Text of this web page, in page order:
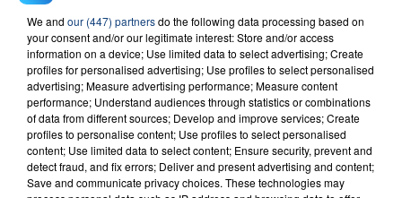
23 juillet 2026
INCENDIE MORTEL À LENS : UNE FEMME ET
SON BÉBÉ ENTRE LA VIE ET LA...
Un homme s'est immolé par le feu après avoir
aspergé sa compagne et leur bébé de trois mois
d'un liquide inflammable.
We and our (447) partnersdo the following data processing based on
your consent and/or our legitimate interest: Store and/or access
information on a device; Use limited data to select advertising; Create
profiles for personalised advertising; Use profiles to select personalised
advertising; Measure advertising performance; Measure content
performance; Understand audiences through statistics or combinations
of data from different sources; Develop and improve services; Create
profiles to personalise content; Use profiles to select personalised
content; Use limited data to select content; Ensure security, prevent and
detect fraud, and fix errors; Deliver and present advertising and content;
Save and communicate privacy choices. These technologies may